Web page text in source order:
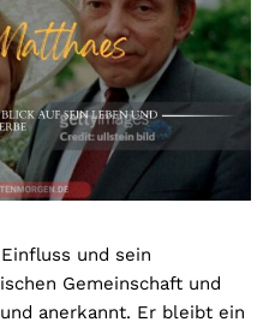
und sein
Gemeinschaft und
anerkannt. Er bleibt ein